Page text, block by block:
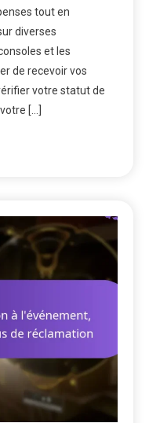
tout en
diverses
et les
de recevoir vos
votre statut de
[…]